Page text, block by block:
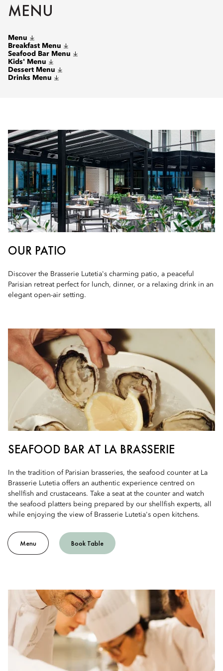
MENU
Menu
Breakfast Menu
Seafood Bar Menu
Kids' Menu
Dessert Menu
Drinks Menu
OUR PATIO
Discover the Brasserie Lutetia's charming patio, a peaceful
Parisian retreat perfect for lunch, dinner, or a relaxing drink in an
elegant open-air setting.
SEAFOOD BAR AT LA BRASSERIE
In the tradition of Parisian brasseries, the seafood counter at La
Brasserie Lutetia offers an authentic experience centred on
shellfish and crustaceans. Take a seat at the counter and watch
the seafood platters being prepared by our shellfish experts, all
while enjoying the view of Brasserie Lutetia's open kitchens.
Menu Book Table